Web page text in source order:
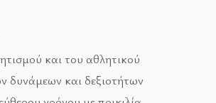
και του αθλητικού
δυνάμεων και δεξιοτήτων